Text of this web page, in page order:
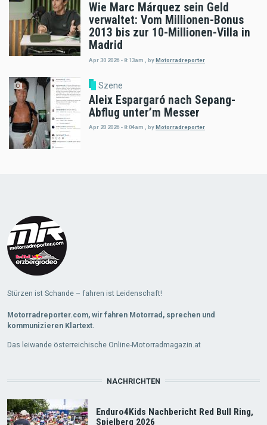
Wie Marc Márquez sein Geld
verwaltet: Vom Millionen-Bonus
2013 bis zur 10-Millionen-Villa in
Madrid
Apr 30 2026 - 8:13am byMotorradreporter
Szene
Aleix Espargaró nach Sepang-
Abflug unter’m Messer
Apr 20 2026 - 8:04am , by Motorradreporter
Stürzen ist Schande – fahren ist Leidenschaft!
Motorradreporter.com, wir fahren Motorrad, sprechen und
kommunizieren Klartext.
Das leiwande österreichische Online-Motorradmagazin.at
NACHRICHTEN
Enduro4Kids Nachbericht Red Bull Ring,
Spielberg 2026